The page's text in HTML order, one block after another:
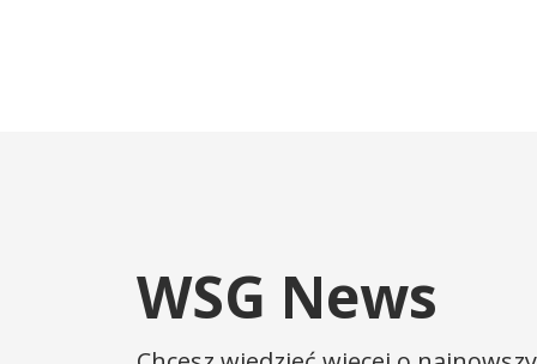
WSG News